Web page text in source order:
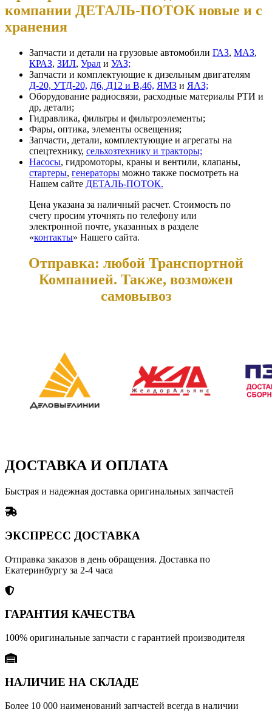
компании ДЕТАЛЬ-ПОТОК новые и с
хранения
Запчасти и детали на грузовые автомобили ГАЗ, МАЗ,
КРАЗ, ЗИЛ, Урал и УАЗ;
Запчасти и комплектующие к дизельным двигателям
Д-20, УТД-20, Д6, Д12 и В,46, ЯМЗ и ЯАЗ;
Оборудование радиосвязи, расходные материалы РТИ и
др, детали;
Гидравлика, фильтры и фильтроэлементы;
Фары, оптика, элементы освещения;
Запчасти, детали, комплектующие и агрегаты на
спецтехнику, сельхозтехнику и тракторы;
Насосы, гидромоторы, краны и вентили, клапаны,
стартеры, генераторы можно также посмотреть на
Нашем сайте ДЕТАЛЬ-ПОТОК.
Цена указана за наличный расчет. Стоимость по
счету просим уточнять по телефону или
электронной почте, указанных в разделе
«контакты» Нашего сайта.
Отправка: любой Транспортной
Компанией. Также, возможен
самовывоз
ДОСТАВКА И ОПЛАТА
Быстрая и надежная доставка оригинальных запчастей
ЭКСПРЕСС ДОСТАВКА
Отправка заказов в день обращения. Доставка по
Екатеринбургу за 2-4 часа
ГАРАНТИЯ КАЧЕСТВА
100% оригинальные запчасти с гарантией производителя
НАЛИЧИЕ НА СКЛАДЕ
Более 10 000 наименований запчастей всегда в наличии